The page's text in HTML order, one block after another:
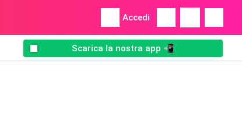
Accedi
Scarica la nostra app 📲